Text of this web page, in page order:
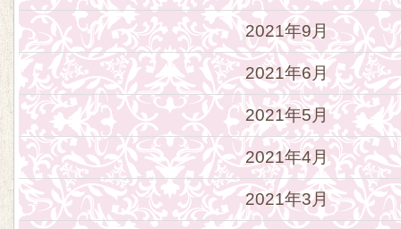
2021年9月
2021年6月
2021年5月
2021年4月
2021年3月